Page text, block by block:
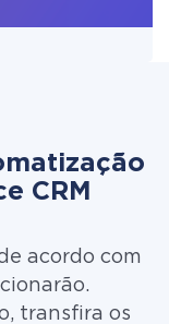
CRM
acordo com
transfira os